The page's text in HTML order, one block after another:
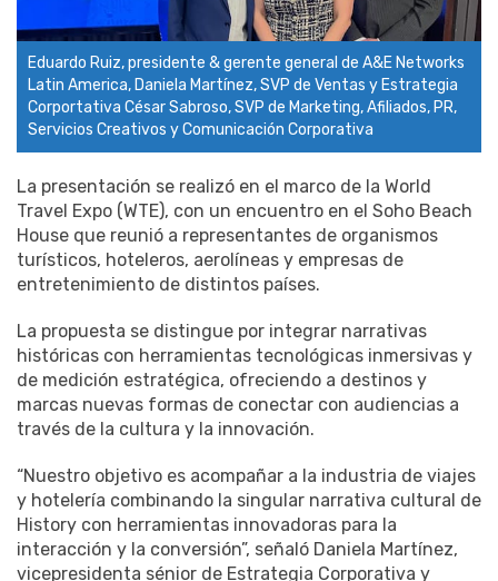
Eduardo Ruiz, presidente & gerente general de A&E Networks
Latin America, Daniela Martínez, SVP de Ventas y Estrategia
Corportativa César Sabroso, SVP de Marketing, Afiliados, PR,
Servicios Creativos y Comunicación Corporativa
La presentación se realizó en el marco de la World
Travel Expo (WTE), con un encuentro en el Soho Beach
House que reunió a representantes de organismos
turísticos, hoteleros, aerolíneas y empresas de
entretenimiento de distintos países.
La propuesta se distingue por integrar narrativas
históricas con herramientas tecnológicas inmersivas y
de medición estratégica, ofreciendo a destinos y
marcas nuevas formas de conectar con audiencias a
través de la cultura y la innovación.
“Nuestro objetivo es acompañar a la industria de viajes
y hotelería combinando la singular narrativa cultural de
History con herramientas innovadoras para la
interacción y la conversión”, señaló Daniela Martínez,
vicepresidenta sénior de Estrategia Corporativa y